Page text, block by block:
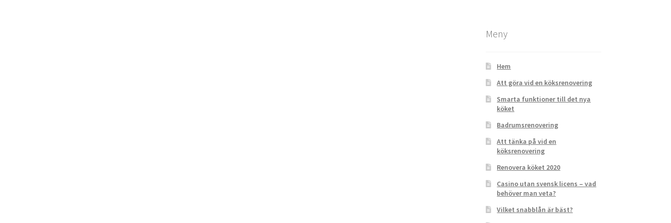
Meny
Hem
Att göra vid en köksrenovering
Smarta funktioner till det nya
köket
Badrumsrenovering
Att tänka på vid en
köksrenovering
Renovera köket 2020
Casino utan svensk licens – vad
behöver man veta?
Vilket snabblån är bäst?